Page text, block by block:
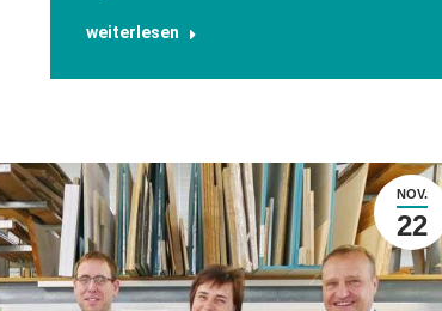
weiterlesen
NOV.
22